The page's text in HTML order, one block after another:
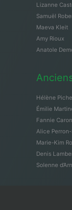
Lizanne
Samuël
Maeva Kleit
Amy Rioux
Anatole
Hélène
Émilie
Fannie
Alice
Marie-Kim
Denis
Solenne